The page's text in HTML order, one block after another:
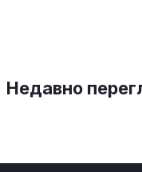
Недавно